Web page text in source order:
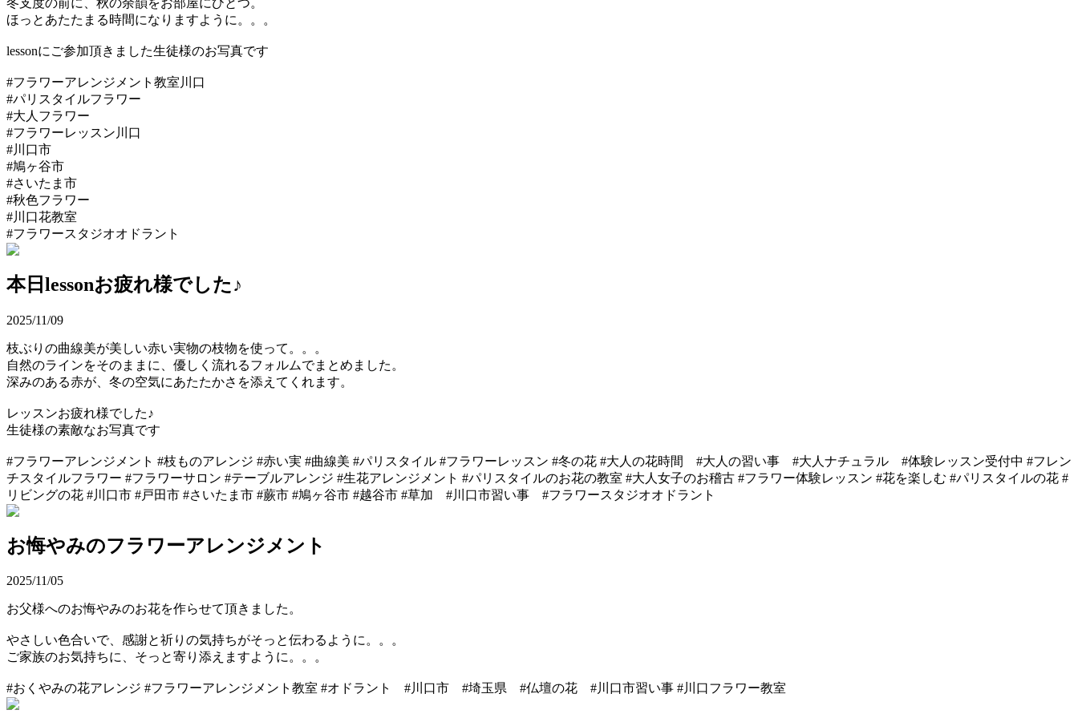
ほっとあたたまる時間になりますように。。。
lessonにご参加頂きました生徒様のお写真です
#フラワーアレンジメント教室川口
#パリスタイルフラワー
#大人フラワー
#フラワーレッスン川口
#川口市
#鳩ヶ谷市
#さいたま市
#秋色フラワー
#川口花教室
#フラワースタジオオドラント
本日lessonお疲れ様でした♪
2025/11/09
枝ぶりの曲線美が美しい赤い実物の枝物を使って。。。
自然のラインをそのままに、優しく流れるフォルムでまとめました。
深みのある赤が、冬の空気にあたたかさを添えてくれます。
レッスンお疲れ様でした♪
生徒様の素敵なお写真です
#フラワーアレンジメント #枝ものアレンジ #赤い実 #曲線美 #パリスタイル #フラワーレッスン #冬の花 #大人の花時間 #大人の習い事 #大人ナチュラル #体験レッスン受付中 #フレン
チスタイルフラワー #フラワーサロン #テーブルアレンジ #生花アレンジメント #パリスタイルのお花の教室 #大人女子のお稽古 #フラワー体験レッスン #花を楽しむ #パリスタイルの花 #
リビングの花 #川口市 #戸田市 #さいたま市 #蕨市 #鳩ヶ谷市 #越谷市 #草加 #川口市習い事 #フラワースタジオオドラント
お悔やみのフラワーアレンジメント
2025/11/05
お父様へのお悔やみのお花を作らせて頂きました。
やさしい色合いで、感謝と祈りの気持ちがそっと伝わるように。。。
ご家族のお気持ちに、そっと寄り添えますように。。。
#おくやみの花アレンジ #フラワーアレンジメント教室 #オドラント #川口市 #埼玉県 #仏壇の花 #川口市習い事 #川口フラワー教室